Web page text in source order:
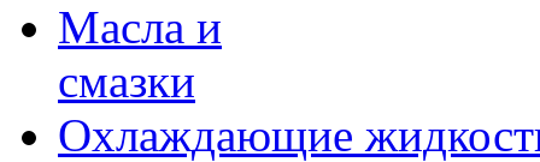
Масла и
смазки
Охлаждающие